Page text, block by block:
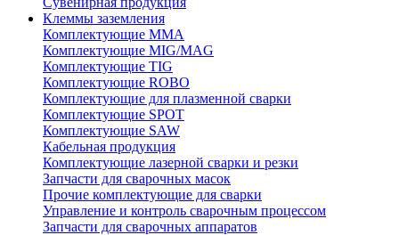
Клеммы заземления
Комплектующие ММА
Комплектующие MIG/MAG
Комплектующие TIG
Комплектующие ROBO
Комплектующие для плазменной сварки
Комплектующие SPOT
Комплектующие SAW
Кабельная продукция
Комплектующие лазерной сварки и резки
Запчасти для сварочных масок
Прочие комплектующие для сварки
Управление и контроль сварочным процессом
Запчасти для сварочных аппаратов